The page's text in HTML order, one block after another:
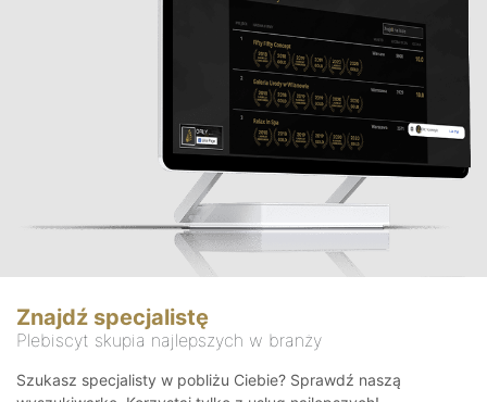
Znajdź specjalistę
Plebiscyt skupia najlepszych w branży
Szukasz specjalisty w pobliżu Ciebie? Sprawdź naszą